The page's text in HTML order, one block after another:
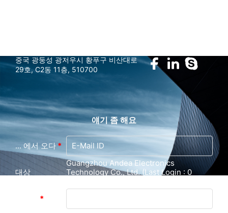
중국 광둥성 광저우시 황푸구 비산대로
29호, C2동 11층, 510700
얘기 좀 해요
... 에서 오다 *
대상
Guangzhou Andea Electronics
Technology Co., Ltd. (Last Login : 0
*